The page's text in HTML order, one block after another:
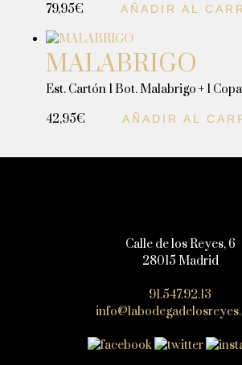
79,95€ AÑADIR AL
MALABRIGO
Est. Cartón 1 Bot. Malabrigo + 1
42,95€ AÑADIR AL
Calle de los Reyes, 6
28015 Madrid
91.547.92.13